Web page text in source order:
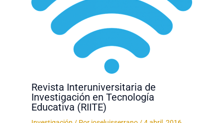
Revista Interuniversitaria de
Investigación en Tecnología
Educativa (RIITE)